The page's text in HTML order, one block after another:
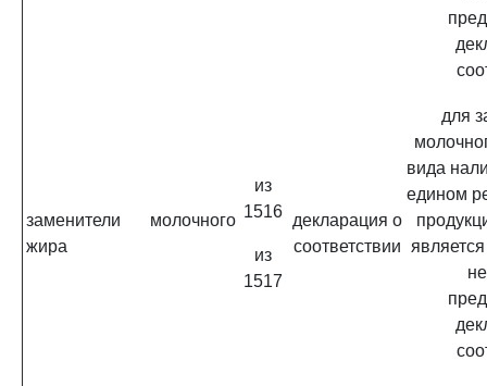
заменители молочного
жира
из
1516
из
1517
декларация о
соответствии
для
вида
едином